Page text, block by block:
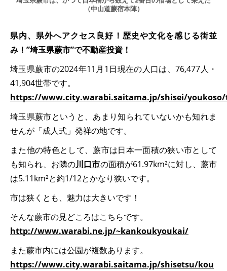
（中山道蕨宿本陣）
県内、県外へアクセス良好！歴史や文化を感じる街並
み！”埼玉県蕨市”で不動産投資！
埼玉県蕨市の2024年11月1日現在の人口は、76,477人・
41,904世帯です。
https://www.city.warabi.saitama.jp/shisei/
埼玉県蕨市というと、あまり知られていないかも知れま
せんが「成人式」発祥の地です。
また他の特色として、蕨市は日本一面積の狭い市として
も知られ、お隣の川口市の面積が61.97km²に対し、蕨市
は5.11km²と約1/12とかなり狭いです。
市は狭くとも、魅力は大きいです！
そんな蕨市の見どころはこちらです。
http://www.warabi.ne.jp/~kankoukyoukai/
また蕨市内には公園が複数あります。
https://www.city.warabi.saitama.jp/shisetsu/kou